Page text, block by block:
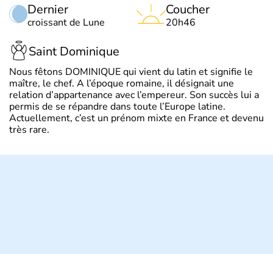
Dernier
croissant de Lune
Coucher
20h46
Saint Dominique
Nous fêtons DOMINIQUE qui vient du latin et signifie le
maître, le chef. A l’époque romaine, il désignait une
relation d’appartenance avec l’empereur. Son succès lui a
permis de se répandre dans toute l’Europe latine.
Actuellement, c’est un prénom mixte en France et devenu
très rare.